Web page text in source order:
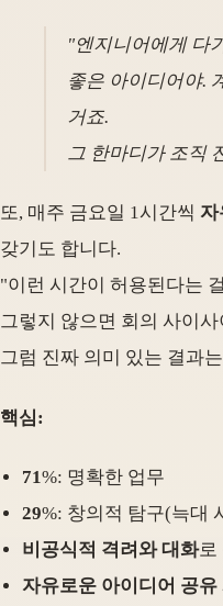
"엔지니어에게 다
좋은 아이디어야.
거죠.
그 한마디가 조직
또, 매주 금요일 1시간씩 자
갖기도 합니다.
"이런 시간이 허용된다는
그렇지 않으면 회의 사이
그럼 진짜 의미 있는 결과
핵심:
71%: 명확한 업무
29%: 창의적 탐구(늑대
비공식적 격려와 대화로
자유로운 아이디어 공유